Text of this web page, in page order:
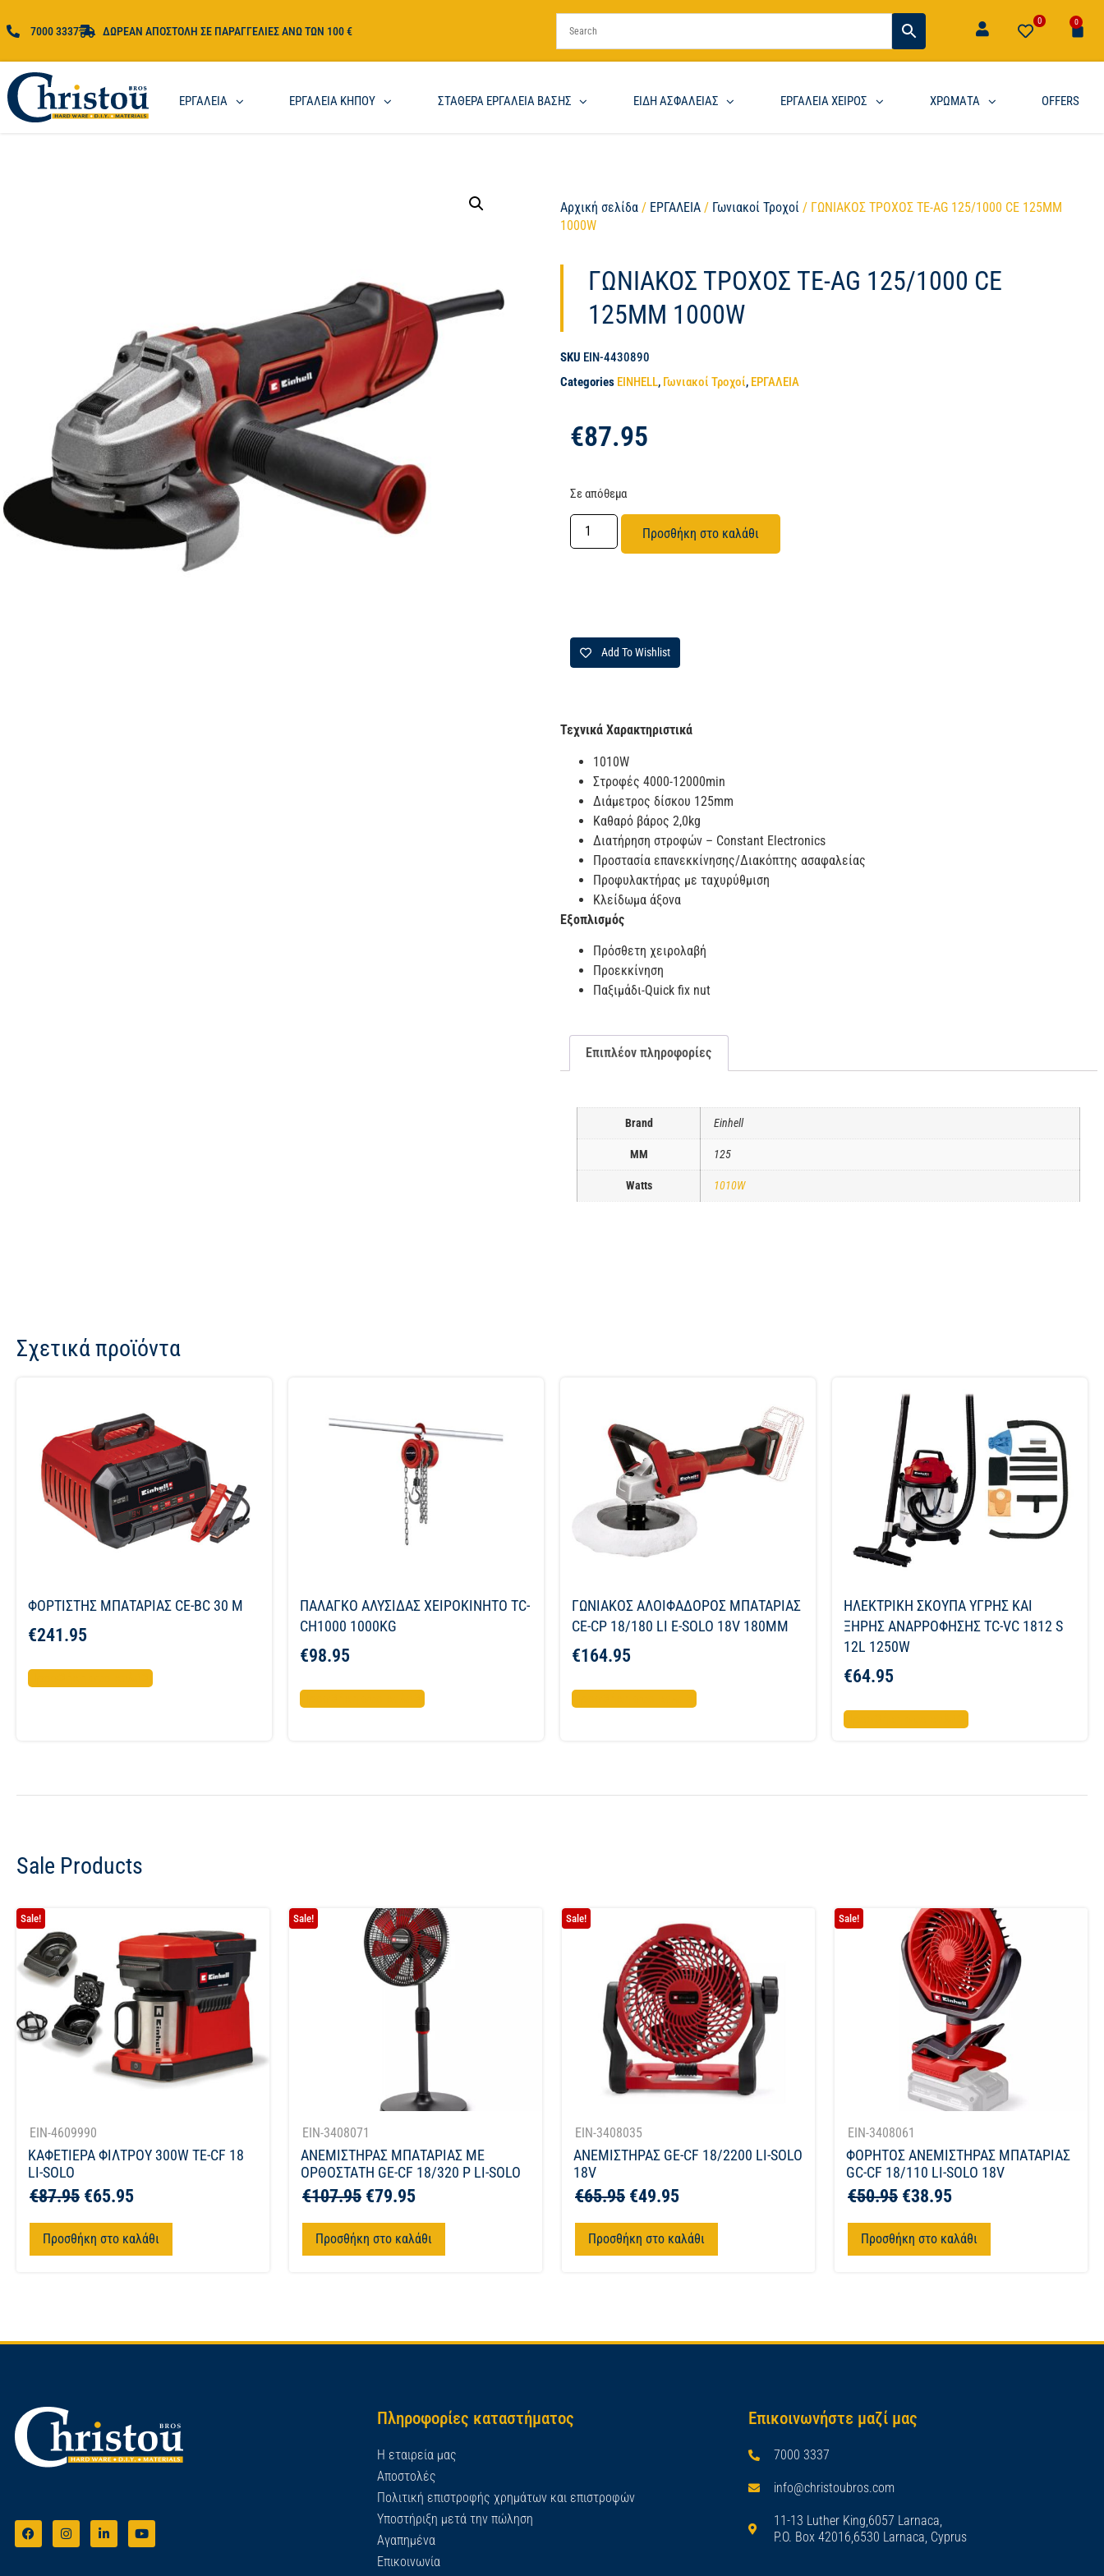
7000 3337 ΔΩΡΕΑΝ ΑΠΟΣΤΟΛΗ ΣΕ ΠΑΡΑΓΓΕΛΙΕΣ ΑΝΩ ΤΩΝ 100 €
0 0
ΕΡΓΑΛΕΙΑ ΕΡΓΑΛΕΙΑ ΚΗΠΟΥ ΣΤΑΘΕΡΑ ΕΡΓΑΛΕΙΑ ΒΑΣΗΣ ΕΙΔΗ ΑΣΦΑΛΕΙΑΣ ΕΡΓΑΛΕΙΑ ΧΕΙΡΟΣ ΧΡΩΜΑΤΑ OFFERS
Αρχική σελίδα / ΕΡΓΑΛΕΙΑ / Γωνιακοί Τροχοί / ΓΩΝΙΑΚΟΣ ΤΡΟΧΟΣ TE-AG 125/1000 CE 125MM
1000W
ΓΩΝΙΑΚΟΣ ΤΡΟΧΟΣ TE-AG 125/1000 CE
125MM 1000W
SKU EIN-4430890
Categories EINHELL, Γωνιακοί Τροχοί, ΕΡΓΑΛΕΙΑ
€87.95
Σε απόθεμα
Προσθήκη στο καλάθι
Add To Wishlist
Τεχνικά Χαρακτηριστικά
1010W
Στροφές 4000-12000min
Διάμετρος δίσκου 125mm
Καθαρό βάρος 2,0kg
Διατήρηση στροφών – Constant Electronics
Προστασία επανεκκίνησης/Διακόπτης ασαφαλείας
Προφυλακτήρας με ταχυρύθμιση
Κλείδωμα άξονα
Εξοπλισμός
Πρόσθετη χειρολαβή
Προεκκίνηση
Παξιμάδι-Quick fix nut
Επιπλέον πληροφορίες
Brand Einhell
ΜΜ 125
Watts 1010W
Σχετικά προϊόντα
ΦΟΡΤΙΣΤΗΣ ΜΠΑΤΑΡΙΑΣ CE-BC 30 M
€241.95
ΠΑΛΑΓΚΟ ΑΛΥΣΙΔΑΣ ΧΕΙΡΟΚΙΝΗΤΟ TC-
CH1000 1000KG
€98.95
ΓΩΝΙΑΚΟΣ ΑΛΟΙΦΑΔΟΡΟΣ ΜΠΑΤΑΡΙΑΣ
CE-CP 18/180 LI E-SOLO 18V 180MM
€164.95
ΗΛΕΚΤΡΙΚΗ ΣΚΟΥΠΑ ΥΓΡΗΣ ΚΑΙ
ΞΗΡΗΣ ΑΝΑΡΡΟΦΗΣΗΣ TC-VC 1812 S
12L 1250W
€64.95
Sale Products
Sale!
EIN-4609990
ΚΑΦΕΤΙΕΡΑ ΦΙΛΤΡΟΥ 300W TE-CF 18
LI-SOLO
€87.95 €65.95
Προσθήκη στο καλάθι
Sale!
EIN-3408071
ΑΝΕΜΙΣΤΗΡΑΣ ΜΠΑΤΑΡΙΑΣ ΜΕ
ΟΡΘΟΣΤΑΤΗ GE-CF 18/320 P LI-SOLO
€107.95 €79.95
Προσθήκη στο καλάθι
Sale!
EIN-3408035
ΑΝΕΜΙΣΤΗΡΑΣ GE-CF 18/2200 LI-SOLO
18V
€65.95 €49.95
Προσθήκη στο καλάθι
Sale!
EIN-3408061
ΦΟΡΗΤΟΣ ΑΝΕΜΙΣΤΗΡΑΣ ΜΠΑΤΑΡΙΑΣ
GC-CF 18/110 LI-SOLO 18V
€50.95 €38.95
Προσθήκη στο καλάθι
Πληροφορίες καταστήματος
Η εταιρεία μας
Αποστολές
Πολιτική επιστροφής χρημάτων και επιστροφών
Υποστήριξη μετά την πώληση
Αγαπημένα
Επικοινωνία
Επικοινωνήστε μαζί μας
7000 3337
info@christoubros.com
11-13 Luther King,6057 Larnaca,
P.O. Box 42016,6530 Larnaca, Cyprus